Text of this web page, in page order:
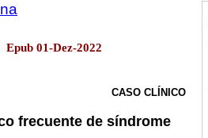
01-Dez-2022
CASO CLÍNICO
frecuente de síndrome